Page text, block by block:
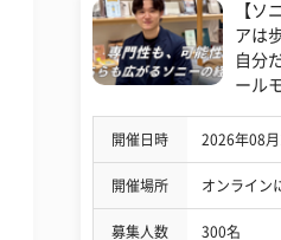
【ソ
アは
自分
ール
開催日時 2026年08
開催場所 オンライン
募集人数 300名